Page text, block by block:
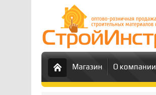
Магазин О компании